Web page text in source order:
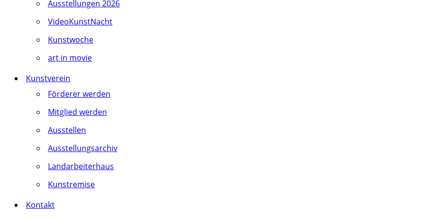
Ausstellungen 2026
VideoKunstNacht
Kunstwoche
art in movie
Kunstverein
Förderer werden
Mitglied werden
Ausstellen
Ausstellungsarchiv
Landarbeiterhaus
Kunstremise
Kontakt